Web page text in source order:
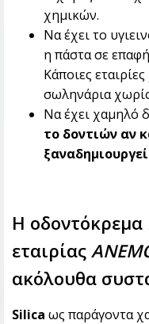
χημικών.
Να έχει το
η πάστα σε
Κάποιες
σωληνάρια
Να έχει χαμηλό
το δοντιών αν
Η οδοντόκρεμα
εταιρίας
ακόλουθα
Silica ως παράγοντα